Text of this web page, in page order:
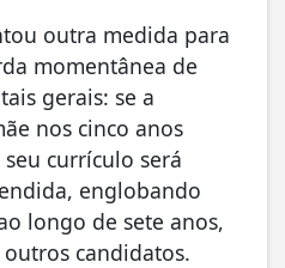
outra medida para
momentânea de
gerais: se a
nos cinco anos
currículo será
englobando
longo de sete anos,
candidatos.